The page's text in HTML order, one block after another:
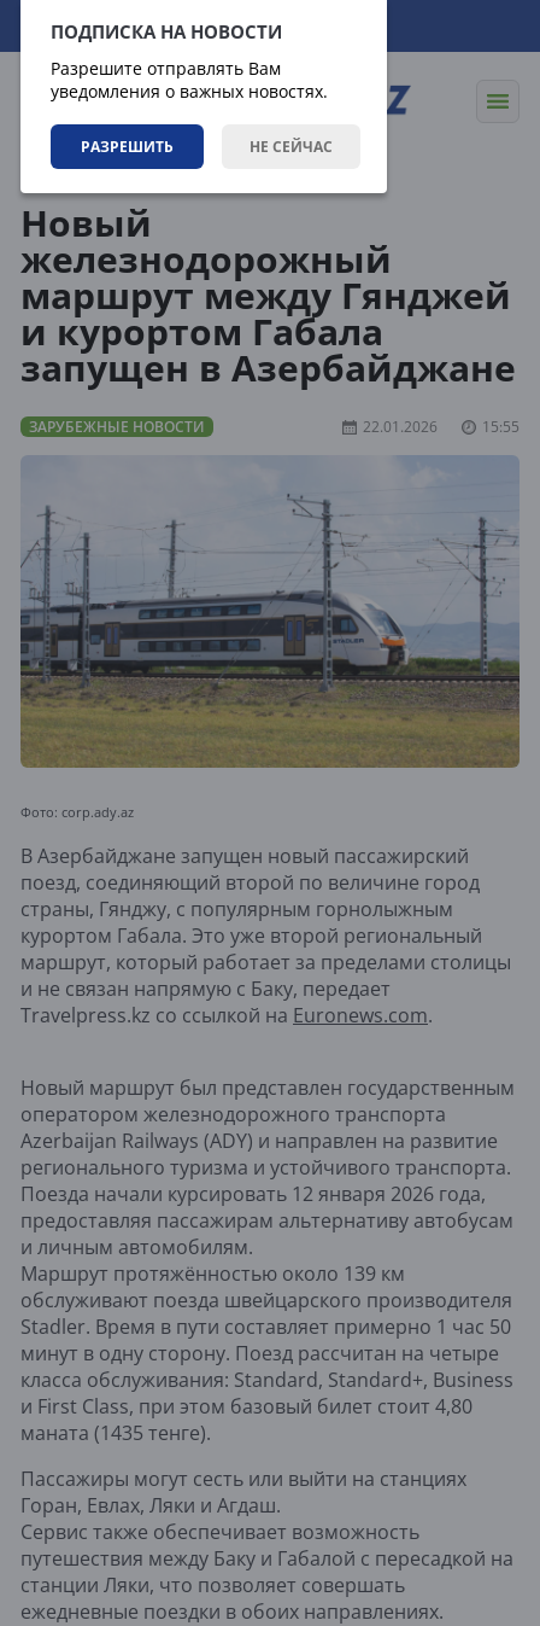
ПОДПИСКА НА НОВОСТИ
Разрешите отправлять Вам
уведомления о важных новостях.
РАЗРЕШИТЬ НЕ СЕЙЧАС
08.08.2026 20:36:02
Новый
железнодорожный
маршрут между Гянджей
и курортом Габала
запущен в Азербайджане
ЗАРУБЕЖНЫЕ НОВОСТИ 22.01.2026 15:55
Фото: corp.ady.az
В Азербайджане запущен новый пассажирский
поезд, соединяющий второй по величине город
страны, Гянджу, с популярным горнолыжным
курортом Габала. Это уже второй региональный
маршрут, который работает за пределами столицы
и не связан напрямую с Баку, передает
Travelpress.kz со ссылкой на Euronews.com.
Новый маршрут был представлен государственным
оператором железнодорожного транспорта
Azerbaijan Railways (ADY) и направлен на развитие
регионального туризма и устойчивого транспорта.
Поезда начали курсировать 12 января 2026 года,
предоставляя пассажирам альтернативу автобусам
и личным автомобилям.
Маршрут протяжённостью около 139 км
обслуживают поезда швейцарского производителя
Stadler. Время в пути составляет примерно 1 час 50
минут в одну сторону. Поезд рассчитан на четыре
класса обслуживания: Standard, Standard+, Business
и First Class, при этом базовый билет стоит 4,80
маната (1435 тенге).
Пассажиры могут сесть или выйти на станциях
Горан, Евлах, Ляки и Агдаш.
Сервис также обеспечивает возможность
путешествия между Баку и Габалой с пересадкой на
станции Ляки, что позволяет совершать
ежедневные поездки в обоих направлениях.